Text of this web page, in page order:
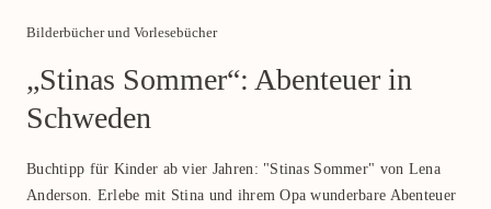
Category
Bilderbücher und Vorlesebücher
„Stinas Sommer“: Abenteuer in
Schweden
Buchtipp für Kinder ab vier Jahren: "Stinas Sommer" von Lena
Anderson. Erlebe mit Stina und ihrem Opa wunderbare Abenteuer